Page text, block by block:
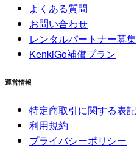
よくある質問
お問い合わせ
レンタルパートナー募集
KenkiGo補償プラン
運営情報
特定商取引に関する表記
利用規約
プライバシーポリシー